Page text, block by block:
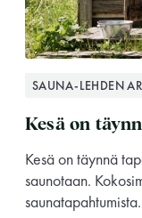
SAUNA-LEHDEN
Kesä on
Kesä on täynnä
saunotaan.
saunatapahtumista.